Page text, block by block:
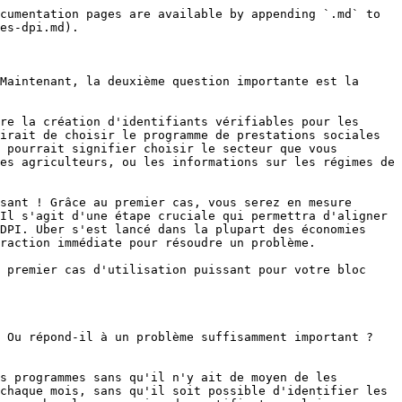
pages are available by appending `.md` to
dpi.md).
la deuxième question importante est la
la création d'identifiants vérifiables pour les
de choisir le programme de prestations sociales
pourrait signifier choisir le secteur que vous
agriculteurs, ou les informations sur les régimes de
! Grâce au premier cas, vous serez en mesure
Il s'agit d'une étape cruciale qui permettra d'aligner
Uber s'est lancé dans la plupart des économies
immédiate pour résoudre un problème.
premier cas d'utilisation puissant pour votre bloc
répond-il à un problème suffisamment important ?
sans qu'il n'y ait de moyen de les
chaque mois, sans qu'il soit possible d'identifier les